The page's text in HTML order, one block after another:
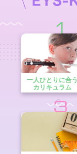
1
一人ひとりに合う
カリキュラム
3